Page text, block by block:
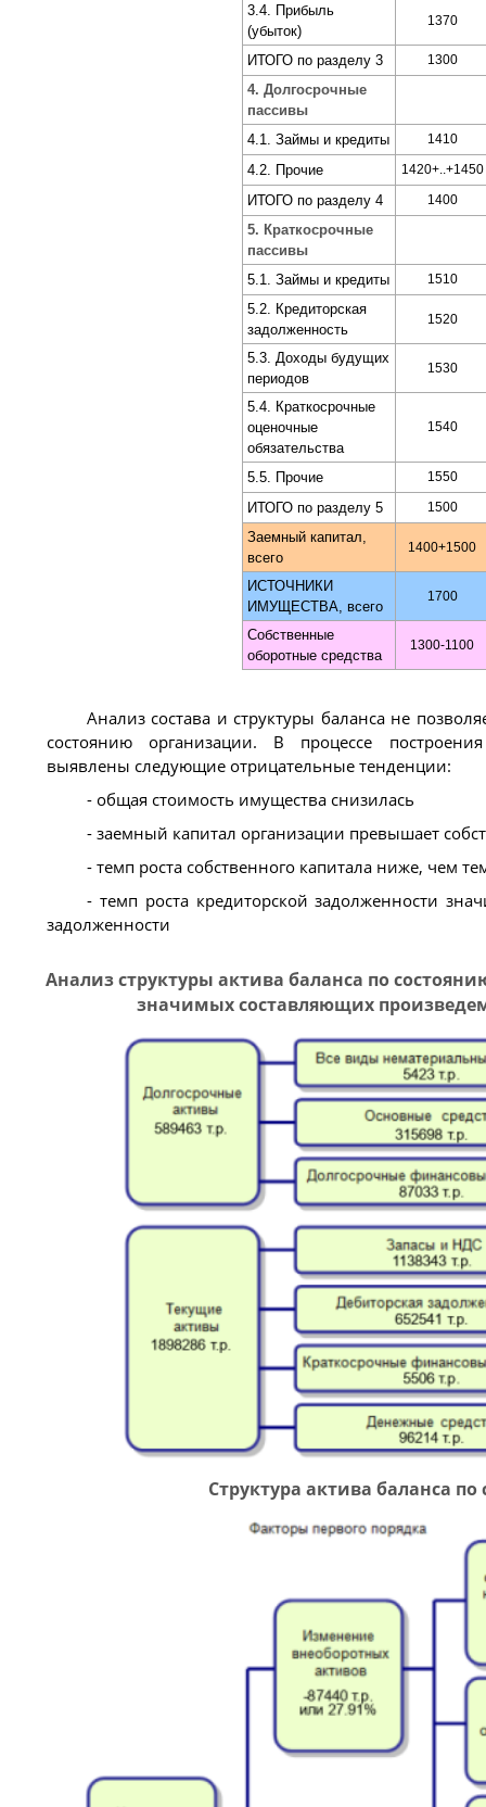
3.4. Прибыль
(убыток)
1370
ИТОГО по разделу 3 1300
4. Долгосрочные
пассивы
4.1. Займы и кредиты
1410
4.2. Прочие 1420+..+1450
ИТОГО по разделу 4 1400
5. Краткосрочные
пассивы
5.1. Займы и кредиты
1510
5.2. Кредиторская
задолженность
1520
5.3. Доходы будущих
периодов
1530
5.4. Краткосрочные
оценочные
обязательства
1540
5.5. Прочие 1550
ИТОГО по разделу 5 1500
Заемный капитал,
всего
1400+1500
ИСТОЧНИКИ
ИМУЩЕСТВА, всего
1700
Собственные
оборотные средства
1300-1100
Анализ состава и структуры баланса не
состоянию организации. В процессе
выявлены следующие отрицательные тенденции:
- общая стоимость имущества снизилась
- заемный капитал организации превышает
- темп роста собственного капитала ниже, чем
- темп роста кредиторской задолженности
задолженности
Анализ структуры актива баланса по
значимых составляющих
Структура актива баланса по